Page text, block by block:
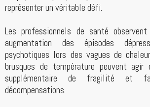
représenter un véritable défi.
Les professionnels de santé
augmentation des épisodes
psychotiques lors des vagues de
brusques de température peuvent
supplémentaire de fragilité et
décompensations.